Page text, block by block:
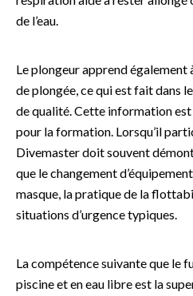
de l’eau.
Le plongeur apprend
de plongée, ce qui est fait dans
de qualité. Cette information
pour la formation. Lorsqu’il
Divemaster doit souvent
que le changement
masque, la pratique de la
situations d’urgence typiques.
La compétence suivante que le
piscine et en eau libre est la